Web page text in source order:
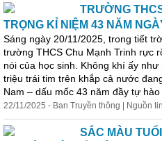
TRƯỜNG
TRỌNG KỈ NIỆM 43 NĂM
Sáng ngày 20/11/2025, trong tiết
trường THCS Chu Mạnh Trinh rực
nói của học sinh. Không khí ấy
triệu trái tim trên khắp cả nước
Nam – dấu mốc 43 năm đầy tự hào
22/11/2025 - Ban Truyền thông | Nguồn
SẮC MÀU